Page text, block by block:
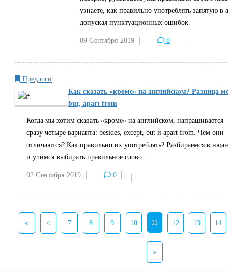
узнаете, как правильно употреблять запятую в
допуская пунктуационных ошибок.
09 Сентября 2019 0
Предлоги
Как сказать «кроме» на английском? Разница
but, apart from
Когда мы хотим сказать «кроме» на английском, напрашивается
сразу четыре варианта: besides, except, but и apart from. Чем они
отличаются? Как правильно их употреблять? Разбираемся в
и учимся выбирать правильное слово.
02 Сентября 2019 0
« < 7 8 9 10 11 12 13 14
»